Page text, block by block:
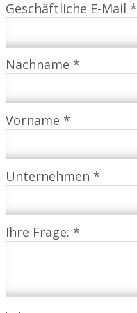
Geschäftliche E-Mail *
Nachname *
Vorname *
Unternehmen *
Ihre Frage: *